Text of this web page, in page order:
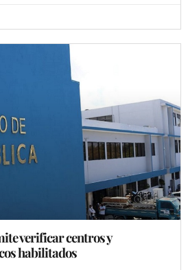
verificar centros y
habilitados